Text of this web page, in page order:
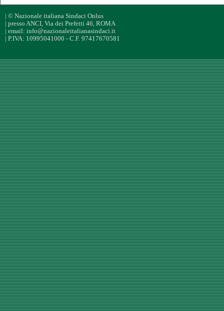
| © Nazionale italiana Sindaci Onlus
| presso ANCI, Via dei Prefetti 46, ROMA
| email: info@nazionaleitalianasindaci.it
| P.IVA: 10995041000 - C.F. 97417670581